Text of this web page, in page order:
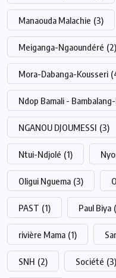
Manaouda Malachie (3)
Meiganga-Ngaoundéré (2)
Mora-Dabanga-Kousseri
Ndop Bamali -
NGANOU DJOUMESSI (3)
Ntui-Ndjolé (1)
Oligui Nguema (3)
PAST (1) Paul Biya
rivière Mama (1)
SNH (2) Société (3)